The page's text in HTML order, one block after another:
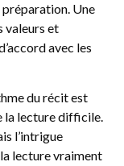
Une
valeurs et
avec les
du récit est
la lecture difficile.
l’intrigue
lecture vraiment